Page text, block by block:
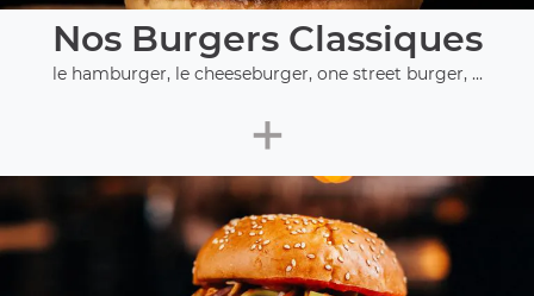
Nos Burgers Classiques
le hamburger, le cheeseburger, one street burger, ...
+